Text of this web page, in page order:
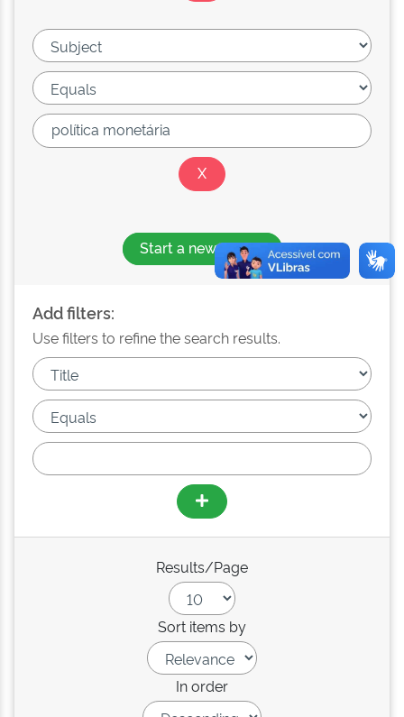
Start a new search
Add filters:
Use filters to refine the search results.
Results/Page
Sort items by
In order